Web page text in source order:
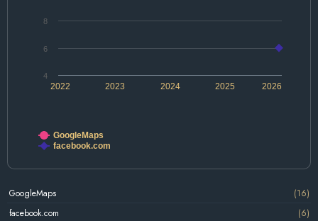
2022 2024 2026
2023 2025
4
6
8
GoogleMaps
facebook.com
GoogleMaps
(16)
facebook.com
(6)